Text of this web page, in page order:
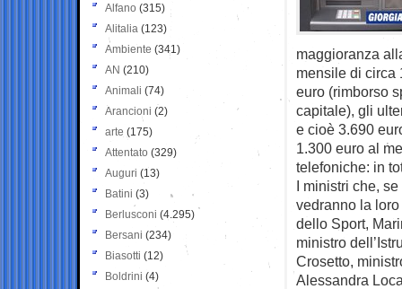
maggioranza
mensile di circa
euro (rimborso
capitale), gli
e cioè 3.690
1.300 euro al
telefoniche: in
I ministri che,
vedranno la
dello Sport,
ministro
Crosetto,
Alessandra
Alfano (315)
Alitalia (123)
Ambiente (341)
AN (210)
Animali (74)
Arancioni (2)
arte (175)
Attentato (329)
Auguri (13)
Batini (3)
Berlusconi (4.295)
Bersani (234)
Biasotti (12)
Boldrini (4)